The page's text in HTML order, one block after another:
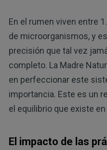
En el rumen viven entre
de microorganismos, y
precisión que tal vez
completo. La Madre
en perfeccionar este
importancia. Este es un
el equilibrio que existe
El impacto de las